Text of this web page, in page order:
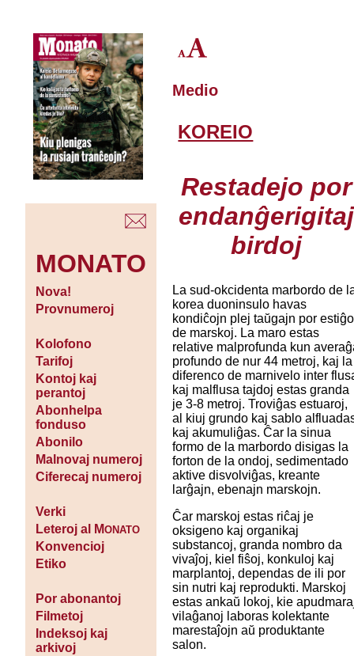
MONATO
Nova!
Provnumeroj
Kolofono
Tarifoj
Kontoj kaj
perantoj
Abonhelpa
fonduso
Abonilo
Malnovaj numeroj
Ciferecaj numeroj
Verki
Leteroj al MONATO
Konvencioj
Etiko
Por abonantoj
Filmetoj
Indeksoj kaj
arkivoj
Medio
KOREIO
Restadejo por
endanĝerigitaj
birdoj
La sud-okcidenta marbordo de
korea duoninsulo havas
kondiĉojn plej taŭgajn por estiĝo
de marskoj. La maro estas
relative malprofunda kun
profundo de nur 44 metroj, kaj la
diferenco de marnivelo inter
kaj malflusa tajdoj estas granda
je 3-8 metroj. Troviĝas estuaroj,
al kiuj grundo kaj sablo
kaj akumuliĝas. Ĉar la sinua
formo de la marbordo disigas la
forton de la ondoj, sedimentado
aktive disvolviĝas, kreante
larĝajn, ebenajn marskojn.
Ĉar marskoj estas riĉaj je
oksigeno kaj organikaj
substancoj, granda nombro da
vivaĵoj, kiel fiŝoj, konkuloj kaj
marplantoj, dependas de ili por
sin nutri kaj reprodukti. Marskoj
estas ankaŭ lokoj, kie
vilaĝanoj laboras kolektante
marestaĵojn aŭ produktante
salon.